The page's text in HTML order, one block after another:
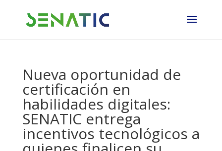
Nueva oportunidad de
certificación en
habilidades digitales:
SENATIC entrega
incentivos tecnológicos a